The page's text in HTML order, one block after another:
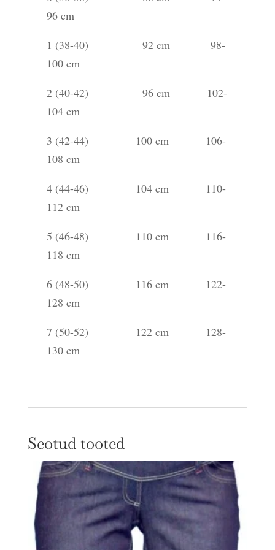
96 cm
1 (38-40) 92 cm 98-
100 cm
2 (40-42) 96 cm 102-
104 cm
3 (42-44) 100 cm 106-
108 cm
4 (44-46) 104 cm 110-
112 cm
5 (46-48) 110 cm 116-
118 cm
6 (48-50) 116 cm 122-
128 cm
7 (50-52) 122 cm 128-
130 cm
Seotud tooted